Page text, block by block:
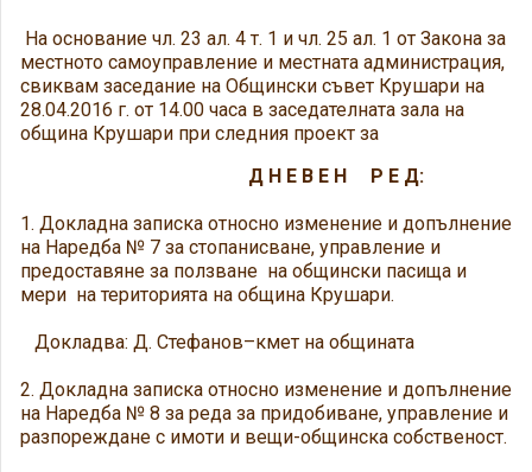
На основание чл. 23 ал. 4 т. 1 и чл. 25 ал. 1 от Закона за
местното самоуправление и местната администрация,
свиквам заседание на Общински съвет Крушари на
28.04.2016 г. от 14.00 часа в заседателната зала на
община Крушари при следния проект за
Д Н Е В Е Н Р Е Д:
1. Докладна записка относно изменение и допълнение
на Наредба № 7 за стопанисване, управление и
предоставяне за ползване на общински пасища и
мери на територията на община Крушари.
Докладва: Д. Стефанов–кмет на общината
2. Докладна записка относно изменение и допълнение
на Наредба № 8 за реда за придобиване, управление и
разпореждане с имоти и вещи-общинска собственост.